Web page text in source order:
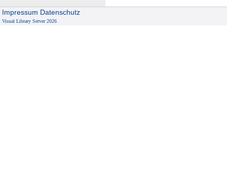
Impressum Datenschutz
Visual Library Server 2026